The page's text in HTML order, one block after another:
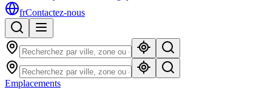
frContactez-nous
Emplacements